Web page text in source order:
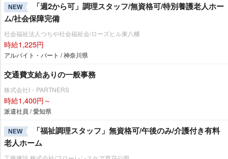
NEW
「週2から可」調理スタッフ/無資格可/特別養護老人ホー
ム/社会保障完備
社会福祉法人つちや社会福祉会/ローズヒル東八幡
時給1,225円
アルバイト・パート / 神奈川県
交通費支給ありの一般事務
株式会社I・PARTNERS
時給1,400円～
派遣社員 / 愛知県
NEW
「福祉調理スタッフ」無資格可/午後のみ/介護付き有料
老人ホーム